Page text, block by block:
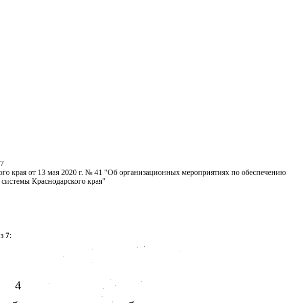
края от 13 мая 2020 г. № 41 "Об организационных мероприятиях по обеспечению
Краснодарского края"
7: